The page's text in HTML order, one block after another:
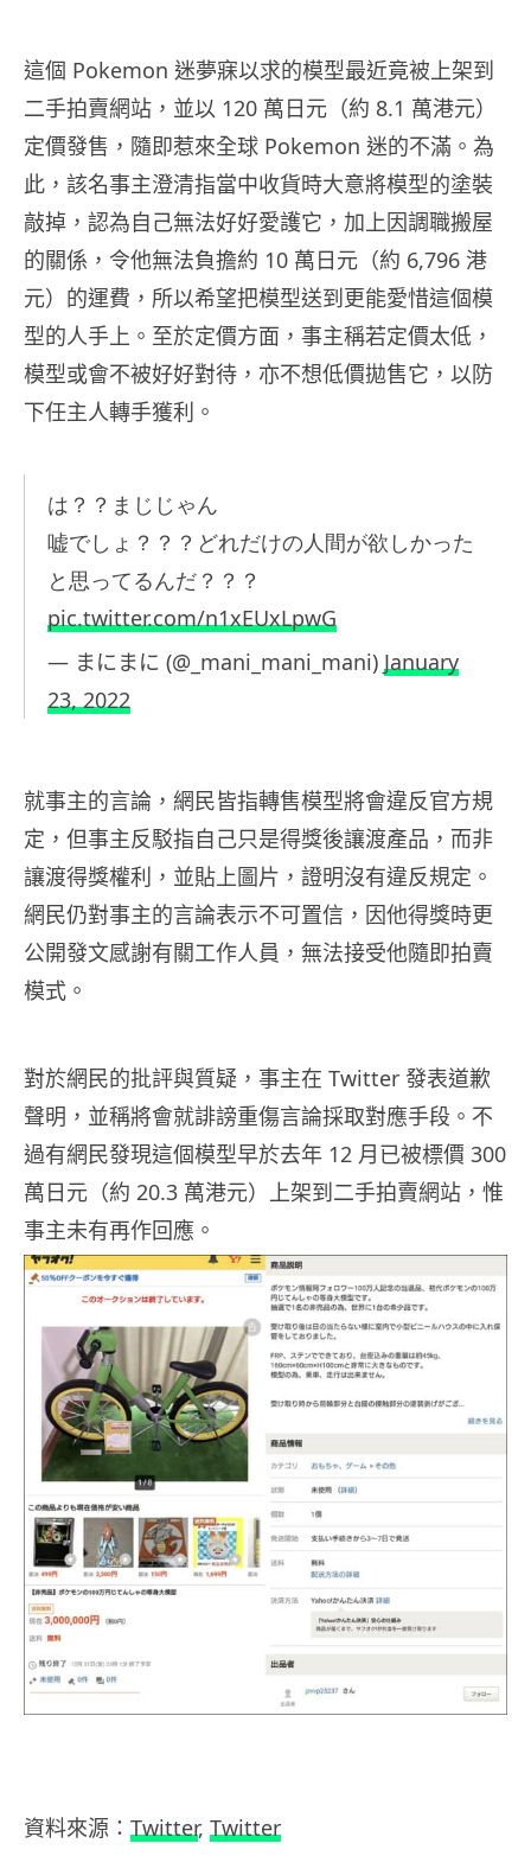
這個 Pokemon 迷夢寐以求的模型最近竟被上架到
二手拍賣網站，並以 120 萬日元（約 8.1 萬港元）
定價發售，隨即惹來全球 Pokemon 迷的不滿。為
此，該名事主澄清指當中收貨時大意將模型的塗裝
敲掉，認為自己無法好好愛護它，加上因調職搬屋
的關係，令他無法負擔約 10 萬日元（約 6,796 港
元）的運費，所以希望把模型送到更能愛惜這個模
型的人手上。至於定價方面，事主稱若定價太低，
模型或會不被好好對待，亦不想低價拋售它，以防
下任主人轉手獲利。
は？？まじじゃん
嘘でしょ？？？どれだけの人間が欲しかった
と思ってるんだ？？？
pic.twitter.com/n1xEUxLpwG
— まにまに (@_mani_mani_mani) January
23, 2022
就事主的言論，網民皆指轉售模型將會違反官方規
定，但事主反駁指自己只是得獎後讓渡產品，而非
讓渡得獎權利，並貼上圖片，證明沒有違反規定。
網民仍對事主的言論表示不可置信，因他得獎時更
公開發文感謝有關工作人員，無法接受他隨即拍賣
模式。
對於網民的批評與質疑，事主在 Twitter 發表道歉
聲明，並稱將會就誹謗重傷言論採取對應手段。不
過有網民發現這個模型早於去年 12 月已被標價 300
萬日元（約 20.3 萬港元）上架到二手拍賣網站，惟
事主未有再作回應。
資料來源： Twitter, Twitter